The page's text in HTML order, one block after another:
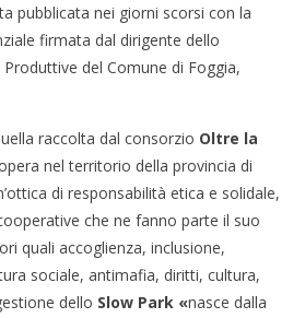
pubblicata nei giorni scorsi con la
firmata dal dirigente dello
del Comune di Foggia,
raccolta dal consorzio Oltre la
nel territorio della provincia di
di responsabilità etica e solidale,
che ne fanno parte il suo
quali accoglienza, inclusione,
sociale, antimafia, diritti, cultura,
dello Slow Park «nasce dalla